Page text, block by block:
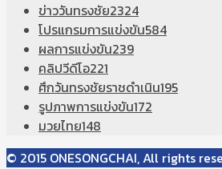
ข่าววันทรงชัย2324
โปรแกรมการแข่งขัน584
ผลการแข่งขัน239
คลิปวีดีโอ221
ศึกวันทรงชัยราชดำเนิน195
รูปภาพการแข่งขัน172
มวยไทย148
© 2015 ONESONGCHAI, All rights